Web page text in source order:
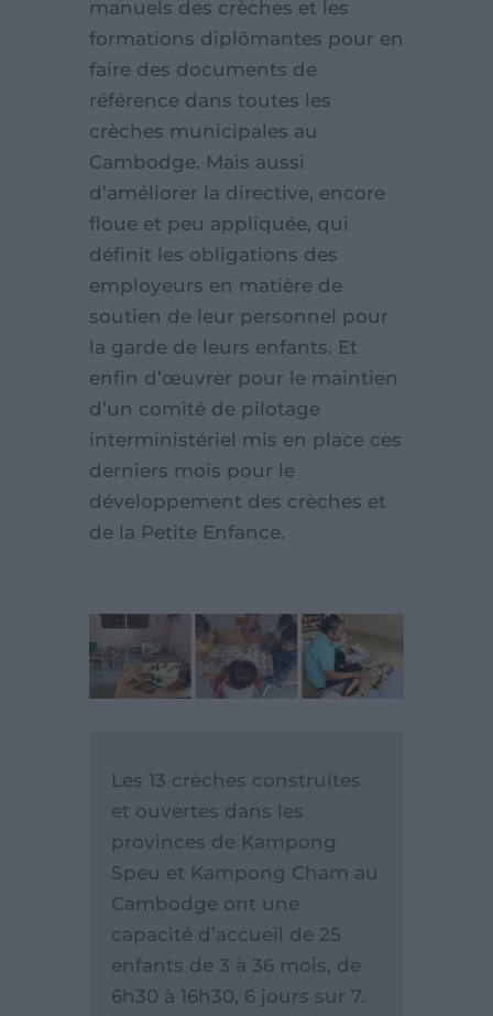
manuels des crèches et les
formations diplômantes pour en
faire des documents de
référence dans toutes les
crèches municipales au
Cambodge. Mais aussi
d’améliorer la directive, encore
floue et peu appliquée, qui
définit les obligations des
employeurs en matière de
soutien de leur personnel pour
la garde de leurs enfants. Et
enfin d’œuvrer pour le maintien
d’un comité de pilotage
interministériel mis en place ces
derniers mois pour le
développement des crèches et
de la Petite Enfance.
Les 13 crèches construites
et ouvertes dans les
provinces de Kampong
Speu et Kampong Cham au
Cambodge ont une
capacité d’accueil de 25
enfants de 3 à 36 mois, de
6h30 à 16h30, 6 jours sur 7.